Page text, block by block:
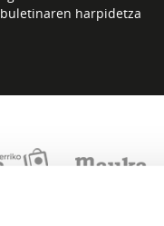
buletinaren harpidetza